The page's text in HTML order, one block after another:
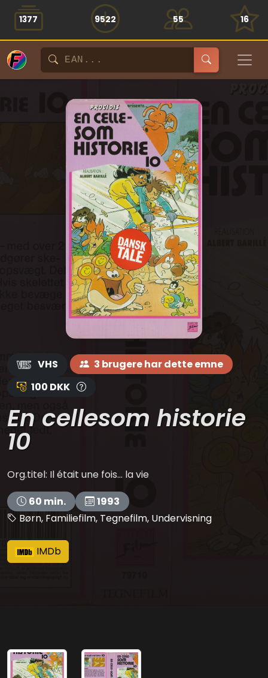
1377 9522 55 16
VHS
3 brugere har dette emne
100 DKK
En cellesom historie
10
Org.titel: Il était une fois... la vie
60 min.
1993
Børn, Familiefilm, Tegnefilm, Undervisning
IMDb